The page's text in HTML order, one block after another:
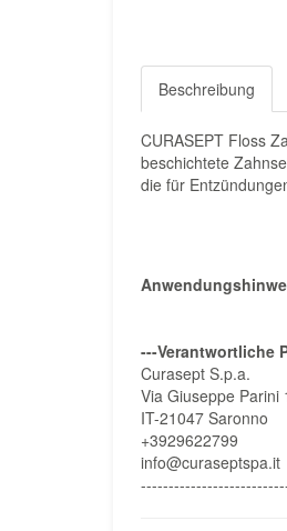
Beschreibung
CURASEPT Floss
beschichtete
die für
---Verantwortliche
Curasept S.p.a.
Via Giuseppe Parini
IT-21047 Saronno
+3929622799
info@curaseptspa.it